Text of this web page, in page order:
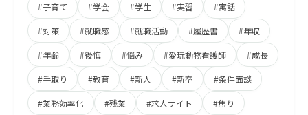
#子育て #学会 #学生 #実習 #寓話
#対策 #就職感 #就職活動 #履歴書 #年収
#年齢 #後悔 #悩み #愛玩動物看護師 #成長
#手取り #教育 #新人 #新卒 #条件面談
#業務効率化 #残業 #求人サイト #焦り